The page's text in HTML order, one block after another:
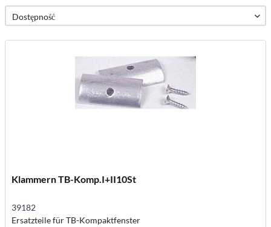
Klammern TB-Komp.I+II10St
39182
Ersatzteile für TB-Kompaktfenster